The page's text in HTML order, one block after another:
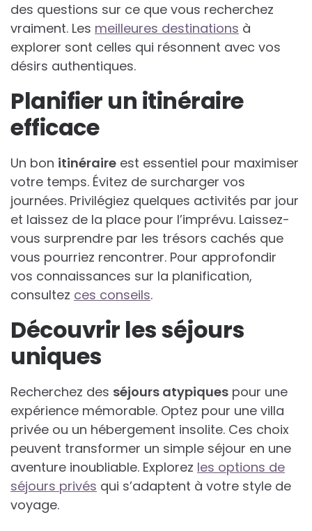
des questions sur ce que vous recherchez
vraiment. Les meilleures destinations à
explorer sont celles qui résonnent avec vos
désirs authentiques.
Planifier un itinéraire
efficace
Un bon itinéraire est essentiel pour maximiser
votre temps. Évitez de surcharger vos
journées. Privilégiez quelques activités par jour
et laissez de la place pour l’imprévu. Laissez-
vous surprendre par les trésors cachés que
vous pourriez rencontrer. Pour approfondir
vos connaissances sur la planification,
consultez ces conseils.
Découvrir les séjours
uniques
Recherchez des séjours atypiques pour une
expérience mémorable. Optez pour une villa
privée ou un hébergement insolite. Ces choix
peuvent transformer un simple séjour en une
aventure inoubliable. Explorez les options de
séjours privés qui s’adaptent à votre style de
voyage.